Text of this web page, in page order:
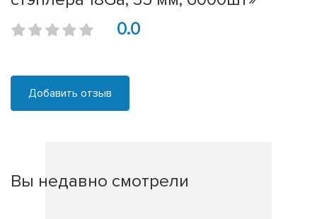
0.0
Добавить отзыв
Вы недавно смотрели